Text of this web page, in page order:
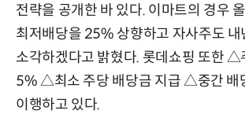
전략을 공개한 바 있다. 이마트의 경우
최저배당을 25% 상향하고 자사주도
소각하겠다고 밝혔다. 롯데쇼핑 또한 △
5% △최소 주당 배당금 지급 △중간 배
이행하고 있다.